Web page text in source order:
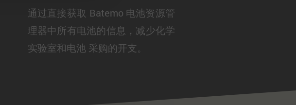
通过直接获取 Batemo 电池资源管
理器中所有电池的信息，减少化学
实验室和电池 采购的开支。